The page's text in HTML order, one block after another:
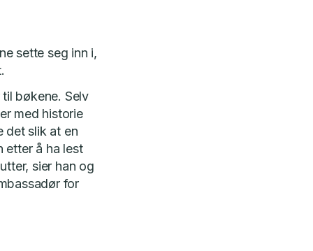
sette seg inn i,
bøkene. Selv
med historie
det slik at en
etter å ha lest
sier han og
for